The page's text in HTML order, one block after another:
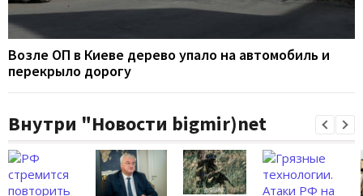
Возле ОП в Киеве дерево упало на автомобиль и
перекрыло дорогу
Внутри "Новости bigmir)net